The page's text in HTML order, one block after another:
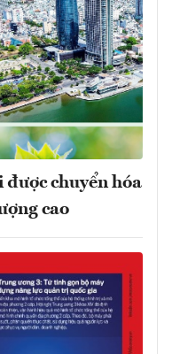
được chuyển hóa
cao